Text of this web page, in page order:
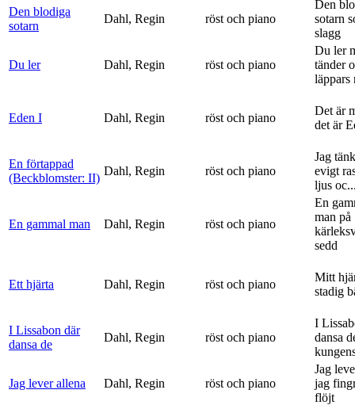
Den blodiga
sotarn
Dahl, Regin röst och piano
Den
sotarn
slagg
Du ler Dahl, Regin röst och piano
Du ler
tänder
läppars
Eden I Dahl, Regin röst och piano
Det är
det är
En förtappad
(Beckblomster: II)
Dahl, Regin röst och piano
Jag
evigt
ljus
En gammal man Dahl, Regin röst och piano
En
man på
sedd
Ett hjärta Dahl, Regin röst och piano
Mitt
stadig
I Lissabon där
dansa de
Dahl, Regin röst och piano
I
dansa
Jag lever allena Dahl, Regin röst och piano
Jag
jag
flöjt